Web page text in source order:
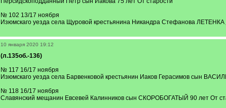
№ 102 13/17 ноября
Изюмскаго уезда села Щуровой крестьянина Никандра Стефанова
10 января 2020 19:12
(л.135об.-136)
№ 117 16/17 ноября
Изюмскаго уезда села Барвенковой крестьянин Иаков Герасимов сын
№ 118 16/17 ноября
Славянский мещанин Евсевей Калинников сын СКОРОБОГАТЫЙ 90 лет От